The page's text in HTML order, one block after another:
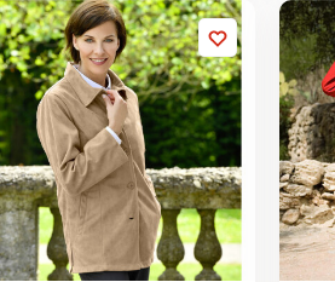
Fleece. Kvalitní potisk.
v
v